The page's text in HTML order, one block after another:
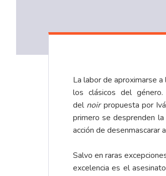
La labor de aproximarse
los clásicos del
del noirpropuesta por
primero se desprenden
acción de desenmascarar
Salvo en raras
excelencia es el